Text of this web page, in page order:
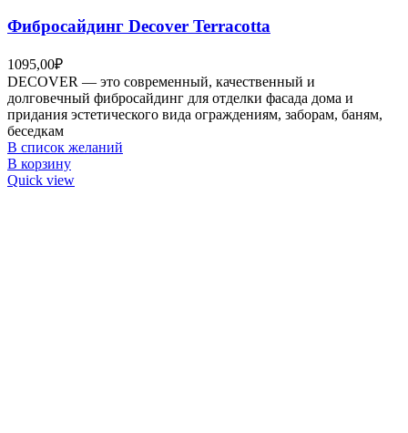
Фибросайдинг Decover Terracotta
1095,00₽
DECOVER — это современный, качественный и
долговечный фибросайдинг для отделки фасада дома и
придания эстетического вида ограждениям, заборам, баням,
беседкам
В список желаний
В корзину
Quick view